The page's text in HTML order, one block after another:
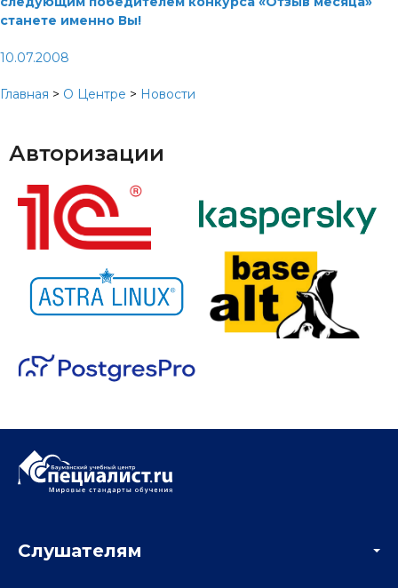
станете именно Вы!
10.07.2008
Главная > О Центре > Новости
Авторизации
Слушателям